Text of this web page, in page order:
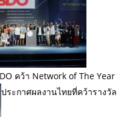
คว้า Network of The Year
ประกาศผลงานไทยที่คว้ารางวัล